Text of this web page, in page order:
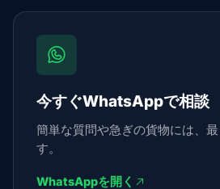
今すぐWhatsAppで相談
簡単な質問や急ぎの貨物には、
す。
WhatsAppを開く